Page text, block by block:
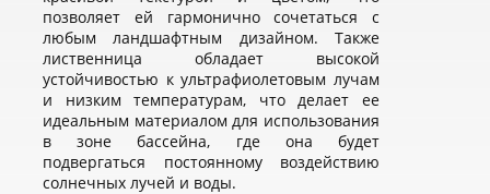
позволяет ей гармонично сочетаться с
любым ландшафтным дизайном. Также
лиственница обладает высокой
устойчивостью к ультрафиолетовым лучам
и низким температурам, что делает ее
идеальным материалом для использования
в зоне бассейна, где она будет
подвергаться постоянному воздействию
солнечных лучей и воды.